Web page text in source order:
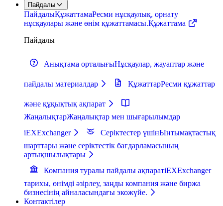
Пайдалы
ПайдалыҚұжаттамаРесми нұсқаулық, орнату
нұсқаулары және өнім құжаттамасы.Құжаттама
Пайдалы
Анықтама орталығыНұсқаулар, жауаптар және
пайдалы материалдар ҚұжаттарРесми құжаттар
және құқықтық ақпарат
ЖаңалықтарЖаңалықтар мен шығарылымдар
iEXExchanger
Серіктестер үшінЫнтымақтастық
шарттары және серіктестік бағдарламасының
артықшылықтары
Компания туралы пайдалы ақпаратiEXExchanger
тарихы, өнімді әзірлеу, заңды компания және биржа
бизнесінің айналасындағы экожүйе.
Контактілер